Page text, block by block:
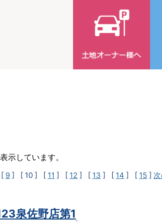
示しています。
9 ] [ 10 ] [ 11 ] [ 12 ] [ 13 ] [ 14 ] [ 15 ]
泉佐野店第1